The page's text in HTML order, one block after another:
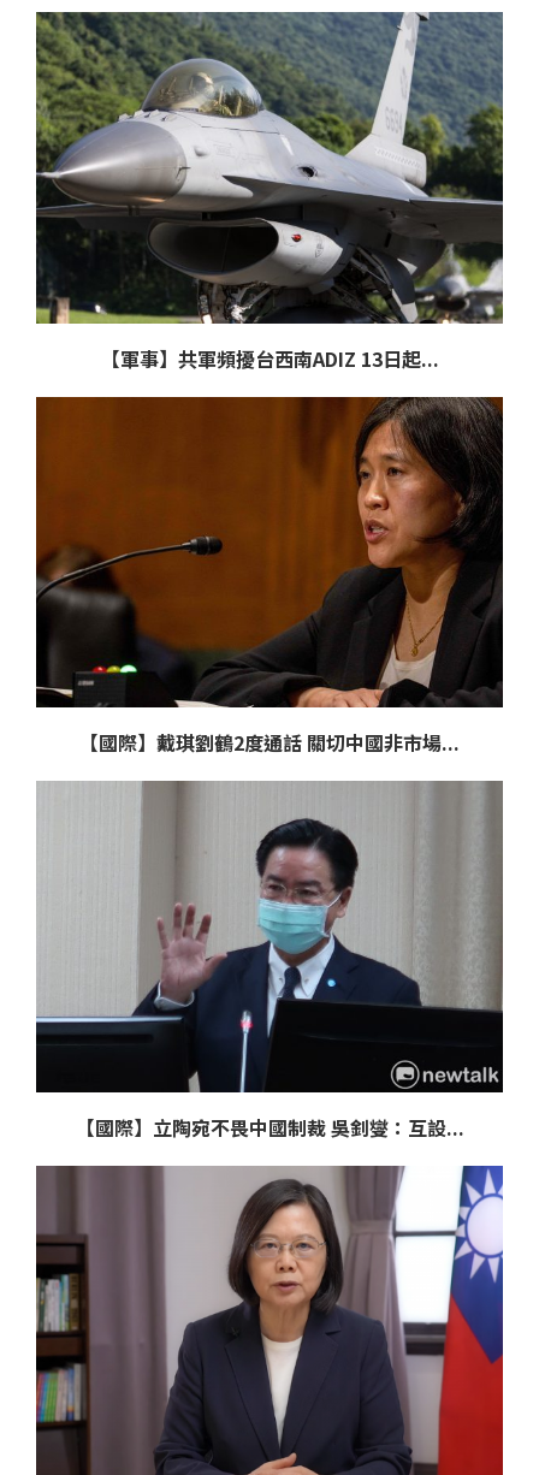
【軍事】共軍頻擾台西南ADIZ 13日起...
【國際】戴琪劉鶴2度通話 關切中國非市場...
【國際】立陶宛不畏中國制裁 吳釗燮：互設...